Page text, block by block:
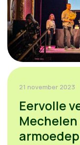
21 november 2023
Eervolle